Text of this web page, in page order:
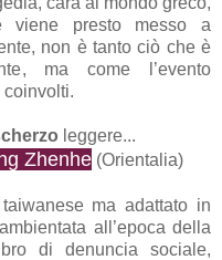
presto messo a
non è tanto ciò che è
ma come l’evento
leggere...
Zhenhe (Orientalia)
ma adattato in
all’epoca della
di denuncia sociale,